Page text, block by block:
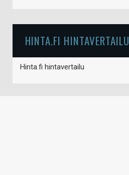
HINTA.FI HINTAVERTAILU
Hinta.fi hintavertailu